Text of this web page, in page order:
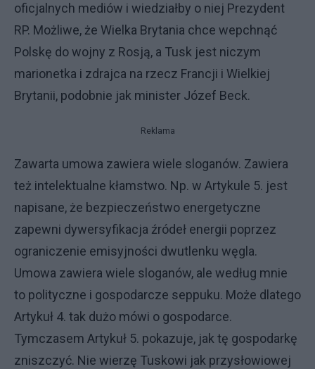
oficjalnych mediów i wiedziałby o niej Prezydent
RP. Możliwe, że Wielka Brytania chce wepchnąć
Polskę do wojny z Rosją, a Tusk jest niczym
marionetka i zdrajca na rzecz Francji i Wielkiej
Brytanii, podobnie jak minister Józef Beck.
Reklama
Zawarta umowa zawiera wiele sloganów. Zawiera
też intelektualne kłamstwo. Np. w Artykule 5. jest
napisane, że bezpieczeństwo energetyczne
zapewni dywersyfikacja źródeł energii poprzez
ograniczenie emisyjności dwutlenku węgla.
Umowa zawiera wiele sloganów, ale według mnie
to polityczne i gospodarcze seppuku. Może dlatego
Artykuł 4. tak dużo mówi o gospodarce.
Tymczasem Artykuł 5. pokazuje, jak tę gospodarkę
zniszczyć. Nie wierzę Tuskowi jak przysłowiowej